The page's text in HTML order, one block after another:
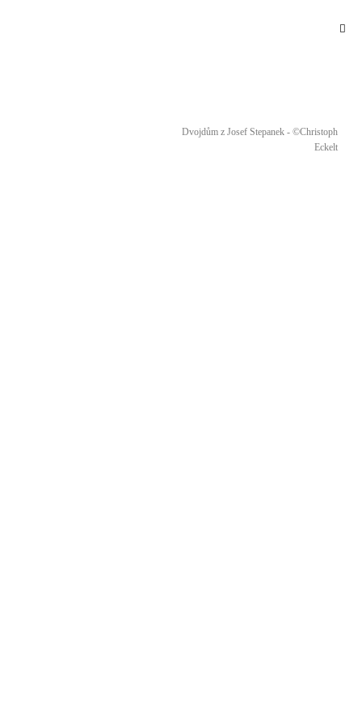
Dvojdům z Josef Stepanek - ©Christoph
Eckelt